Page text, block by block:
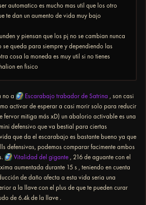
automatico es mucho mas util que los otro
te dan un aumento de vida muy bajo
y piensan que los pj no se cambian nunca
se queda para siempre y dependiendo las
cosa la moneda es muy util si no tienes
en fisico
no a
Escarabajo trabador de Satrina , son casi
activar de esperar a casi morir solo para reducir
fervor mitiga más xD) un abalorio activable es una
defensivo que va bestial para ciertas
que da el escarabajo es bastante bueno ya que
defensivas, podemos comparar facimente ambos
Vitalidad del gigante , 216 de aguante con el
aumentada durante 15 s , teniendo en cuenta
de daño afecta a esta vida seria una
a la llave con el plus de que te pueden curar
de 6.4k de la llave .